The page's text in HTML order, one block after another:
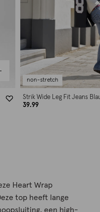
non-stretch
Strik Wide Leg Fit Jeans
39.99
Heart Wrap
top heeft lange
een high-